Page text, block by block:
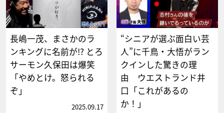
長嶋一茂、まさかのラ
ンキングに名前が!? とろ
サーモン久保田は爆笑
「やめとけ。怒られる
ぞ」
2025.09.17
“シニアが選ぶ面白い芸
人”に千鳥・大悟がラン
クインした驚きの理
由 ウエストランド井
口「これがあるの
か！」